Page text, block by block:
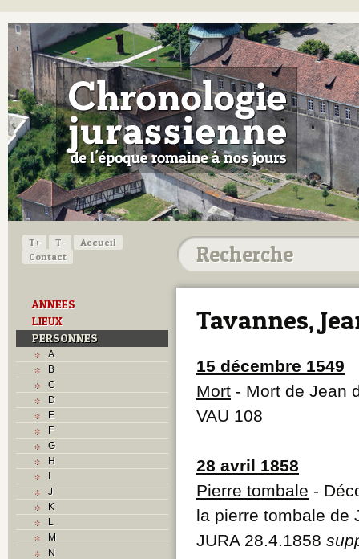
T+ T-
Accueil
Contact
ANNEES
LIEUX
PERSONNES
A
B
C
D
E
F
G
H
I
J
K
L
M
N
Tavannes,
15 décembre 1549
Mort - Mort de Jean
VAU 108
28 avril 1858
Pierre tombale -
la pierre tombale de
JURA 28.4.1858